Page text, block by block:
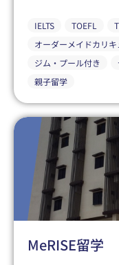
IELTS TOEFL
オーダーメイドカリキ
ジム・プール付き
親子留学
MeRISE留学